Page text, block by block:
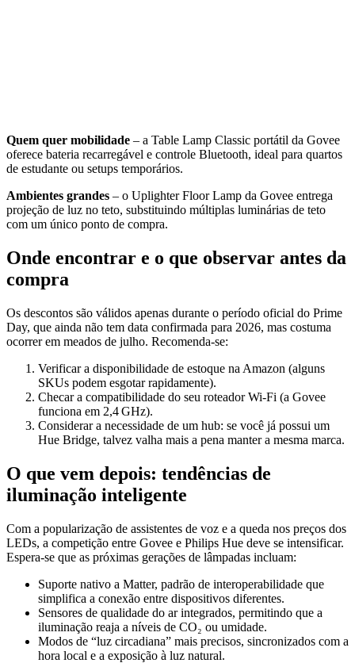
Quem quer mobilidade – a Table Lamp Classic portátil da Govee
oferece bateria recarregável e controle Bluetooth, ideal para quartos
de estudante ou setups temporários.
Ambientes grandes – o Uplighter Floor Lamp da Govee entrega
projeção de luz no teto, substituindo múltiplas luminárias de teto
com um único ponto de compra.
Onde encontrar e o que observar antes da
compra
Os descontos são válidos apenas durante o período oficial do Prime
Day, que ainda não tem data confirmada para 2026, mas costuma
ocorrer em meados de julho. Recomenda‑se:
Verificar a disponibilidade de estoque na Amazon (alguns
SKUs podem esgotar rapidamente).
Checar a compatibilidade do seu roteador Wi‑Fi (a Govee
funciona em 2,4 GHz).
Considerar a necessidade de um hub: se você já possui um
Hue Bridge, talvez valha mais a pena manter a mesma marca.
O que vem depois: tendências de
iluminação inteligente
Com a popularização de assistentes de voz e a queda nos preços dos
LEDs, a competição entre Govee e Philips Hue deve se intensificar.
Espera‑se que as próximas gerações de lâmpadas incluam:
Suporte nativo a Matter, padrão de interoperabilidade que
simplifica a conexão entre dispositivos diferentes.
Sensores de qualidade do ar integrados, permitindo que a
iluminação reaja a níveis de CO₂ ou umidade.
Modos de “luz circadiana” mais precisos, sincronizados com a
hora local e a exposição à luz natural.